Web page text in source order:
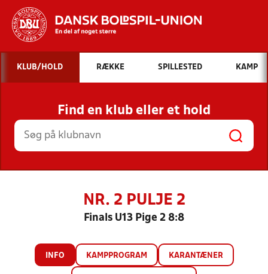
Hvad vil du søge efter?
INDHOLD OG NYHEDER
STILLINGER, RESULTATER, KLUBBER OG
HOLD
KLUB/HOLD RÆKKE SPILLESTED KAMP
Find en klub eller et hold
NR. 2 PULJE 2
Finals U13 Pige 2 8:8
INFO KAMPPROGRAM KARANTÆNER